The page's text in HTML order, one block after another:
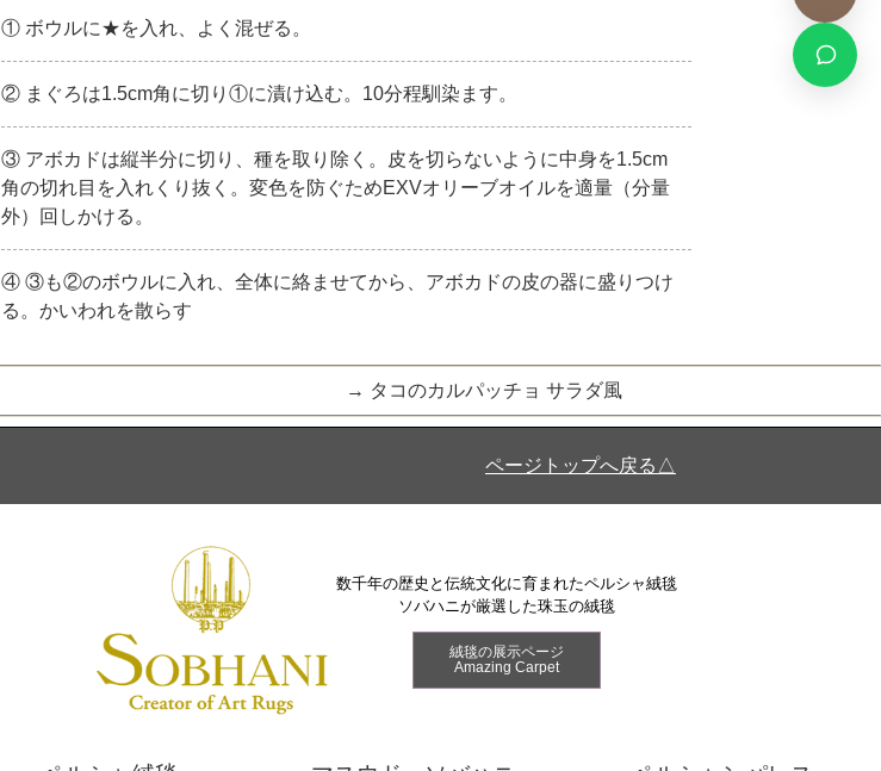
① ボウルに★を入れ、よく混ぜる。
② まぐろは1.5cm角に切り①に漬け込む。10分程馴染ます。
③ アボカドは縦半分に切り、種を取り除く。皮を切らないように中身を1.5cm
角の切れ目を入れくり抜く。変色を防ぐためEXVオリーブオイルを適量（分量
外）回しかける。
④ ③も②のボウルに入れ、全体に絡ませてから、アボカドの皮の器に盛りつけ
る。かいわれを散らす
→ タコのカルパッチョ サラダ風
ページトップへ戻る△
数千年の歴史と伝統文化に育まれたペルシャ絨毯
ソバハニが厳選した珠玉の絨毯
絨毯の展示ページ
Amazing Carpet